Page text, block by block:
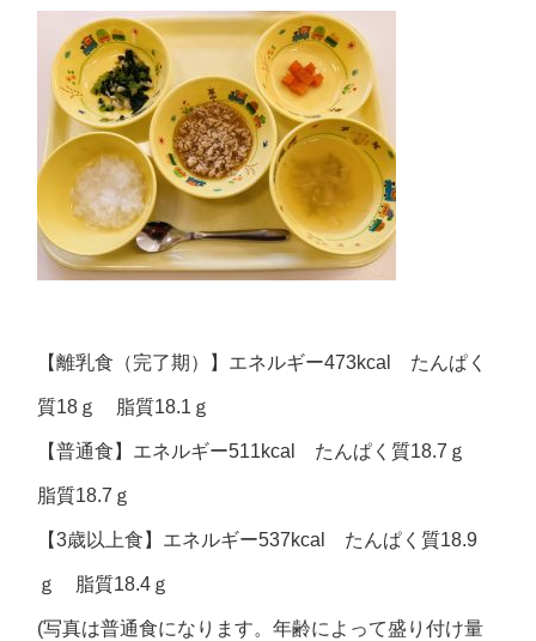
【離乳食（完了期）】エネルギー473kcal たんぱく
質18ｇ 脂質18.1ｇ
【普通食】エネルギー511kcal たんぱく質18.7ｇ
脂質18.7ｇ
【3歳以上食】エネルギー537kcal たんぱく質18.9
ｇ 脂質18.4ｇ
(写真は普通食になります。年齢によって盛り付け量